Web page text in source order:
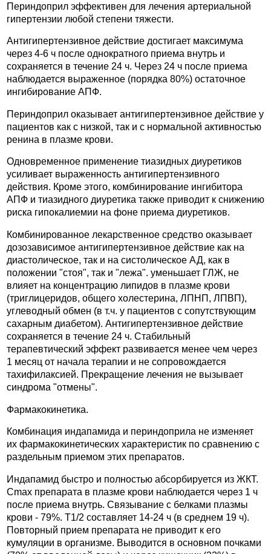
Периндоприл эффективен для лечения артериальной
гипертензии любой степени тяжести.
Антигипертензивное действие достигает максимума
через 4-6 ч после однократного приема внутрь и
сохраняется в течение 24 ч. Через 24 ч после приема
наблюдается выраженное (порядка 80%) остаточное
ингибирование АПФ.
Периндоприл оказывает антигипертензивное действие у
пациентов как с низкой, так и с нормальной активностью
ренина в плазме крови.
Одновременное применение тиазидных диуретиков
усиливает выраженность антигипертензивного
действия. Кроме этого, комбинирование ингибитора
АПФ и тиазидного диуретика также приводит к снижению
риска гипокалиемии на фоне приема диуретиков.
Комбинированное лекарственное средство оказывает
дозозависимое антигипертензивное действие как на
диастолическое, так и на систолическое АД, как в
положении "стоя", так и "лежа". уменьшает ГЛЖ, не
влияет на концентрацию липидов в плазме крови
(триглицеридов, общего холестерина, ЛПНП, ЛПВП),
углеводный обмен (в т.ч. у пациентов с сопутствующим
сахарным диабетом). Антигипертензивное действие
сохраняется в течение 24 ч. Стабильный
терапевтический эффект развивается менее чем через
1 месяц от начала терапии и не сопровождается
тахифилаксией. Прекращение лечения не вызывает
синдрома "отмены".
Фармакокинетика.
Комбинация индапамида и периндоприла не изменяет
их фармакокинетических характеристик по сравнению с
раздельным приемом этих препаратов.
Индапамид быстро и полностью абсорбируется из ЖКТ.
Cmax препарата в плазме крови наблюдается через 1 ч
после приема внутрь. Связывание с белками плазмы
крови - 79%. T1/2 составляет 14-24 ч (в среднем 19 ч).
Повторный прием препарата не приводит к его
кумуляции в организме. Выводится в основном почками